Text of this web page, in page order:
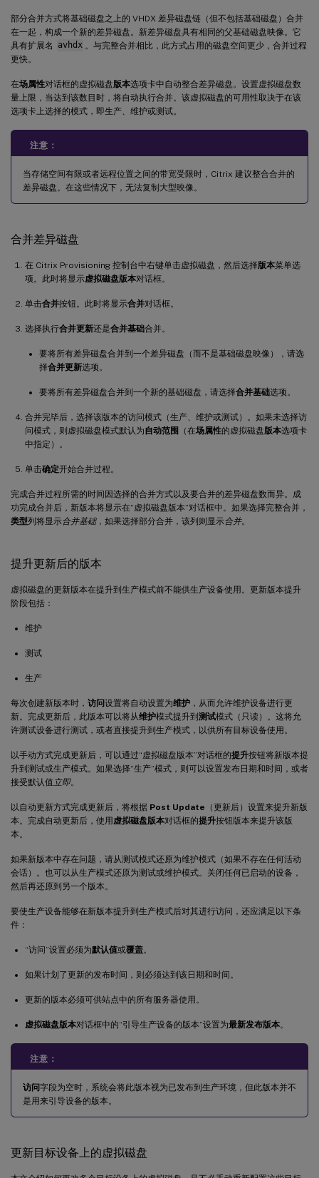
部分合并方式将基础磁盘之上的 VHDX 差异磁盘链（但不包括基础磁盘）合并
在一起，构成一个新的差异磁盘。新差异磁盘具有相同的父基础磁盘映像。它
具有扩展名
avhdx 。与完整合并相比，此方式占用的磁盘空间更少，合并过程
更快。
在场属性对话框的虚拟磁盘版本选项卡中自动整合差异磁盘。设置虚拟磁盘数
量上限，当达到该数目时，将自动执行合并。该虚拟磁盘的可用性取决于在该
选项卡上选择的模式，即生产、维护或测试。
注意：
当存储空间有限或者远程位置之间的带宽受限时，Citrix 建议整合合并的
差异磁盘。在这些情况下，无法复制大型映像。
合并差异磁盘
在 Citrix Provisioning 控制台中右键单击虚拟磁盘，然后选择版本菜单选
项。此时将显示虚拟磁盘版本对话框。
单击合并按钮。此时将显示合并对话框。
选择执行合并更新还是合并基础合并。
要将所有差异磁盘合并到一个差异磁盘（而不是基础磁盘映像），请选
择合并更新选项。
要将所有差异磁盘合并到一个新的基础磁盘，请选择合并基础选项。
合并完毕后，选择该版本的访问模式（生产、维护或测试）。如果未选择访
问模式，则虚拟磁盘模式默认为自动范围 （在场属性的虚拟磁盘版本选项卡
中指定）。
单击确定开始合并过程。
完成合并过程所需的时间因选择的合并方式以及要合并的差异磁盘数而异。成
功完成合并后，新版本将显示在“虚拟磁盘版本”对话框中。如果选择完整合并，
类型列将显示合并基础，如果选择部分合并，该列则显示合并。
提升更新后的版本
虚拟磁盘的更新版本在提升到生产模式前不能供生产设备使用。更新版本提升
阶段包括：
维护
测试
生产
每次创建新版本时， 访问设置将自动设置为维护 ，从而允许维护设备进行更
新。完成更新后，此版本可以将从维护模式提升到测试模式（只读）。这将允
许测试设备进行测试，或者直接提升到生产模式，以供所有目标设备使用。
以手动方式完成更新后，可以通过“虚拟磁盘版本”对话框的提升按钮将新版本提
升到测试或生产模式。如果选择“生产”模式，则可以设置发布日期和时间，或者
接受默认值 立即。
以自动更新方式完成更新后，将根据 Post Update （更新后）设置来提升新版
本。完成自动更新后，使用虚拟磁盘版本对话框的提升按钮版本来提升该版
本。
如果新版本中存在问题，请从测试模式还原为维护模式（如果不存在任何活动
会话）。也可以从生产模式还原为测试或维护模式。关闭任何已启动的设备，
然后再还原到另一个版本。
要使生产设备能够在新版本提升到生产模式后对其进行访问，还应满足以下条
件：
“访问”设置必须为默认值或覆盖。
如果计划了更新的发布时间，则必须达到该日期和时间。
更新的版本必须可供站点中的所有服务器使用。
虚拟磁盘版本对话框中的“引导生产设备的版本”设置为最新发布版本。
注意：
访问字段为空时，系统会将此版本视为已发布到生产环境，但此版本并不
是用来引导设备的版本。
更新目标设备上的虚拟磁盘